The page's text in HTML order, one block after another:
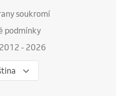
soukromí
podmínky
- 2026